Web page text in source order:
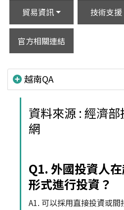
貿易資訊 技術支援
官方相關連結
越南QA
資料來源 : 經濟
網
Q1. 外國投資人
形式進行投資？
A1. 可以採用直接投資或間